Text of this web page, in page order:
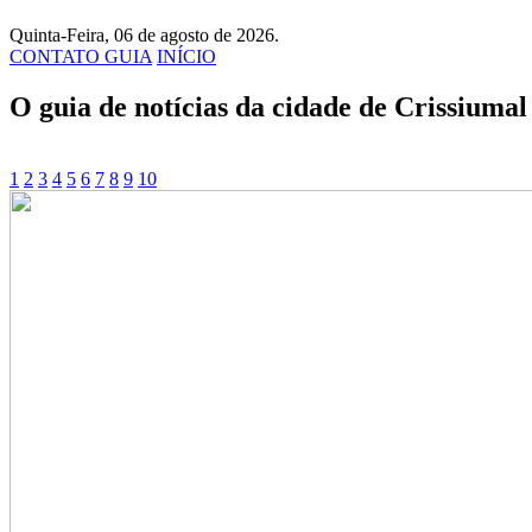
Quinta-Feira, 06 de agosto de 2026.
CONTATO GUIA INÍCIO
O guia de notícias da cidade de Crissiumal
1 2 3 4 5 6 7 8 9 10